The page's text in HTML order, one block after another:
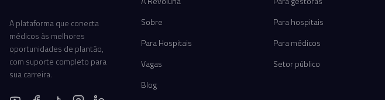
A plataforma que conecta
médicos às melhores
oportunidades de plantão,
com suporte completo para
sua carreira.
Sobre
Para Hospitais
Vagas
Blog
Para hospitais
Para médicos
Setor público